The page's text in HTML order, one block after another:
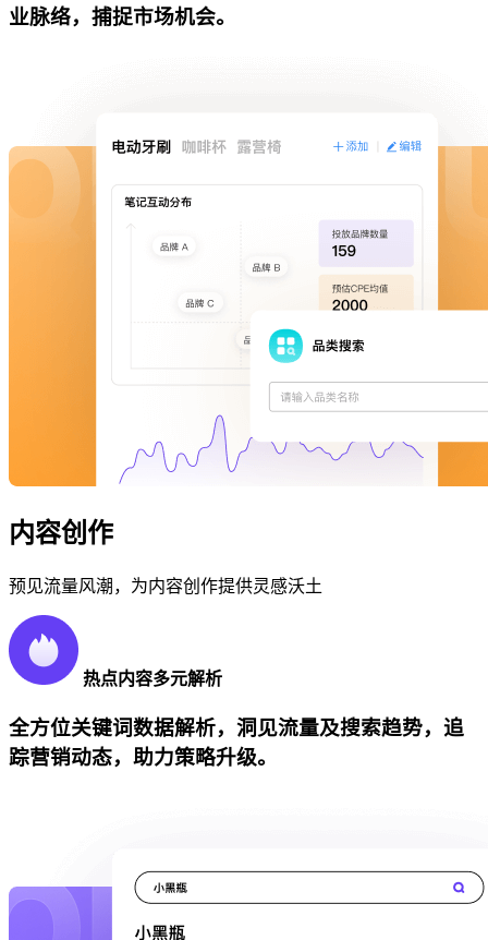
业脉络，捕捉市场机会。
内容创作
预见流量风潮，为内容创作提供灵感沃土
热点内容多元解析
全方位关键词数据解析，洞见流量及搜索趋势，追
踪营销动态，助力策略升级。